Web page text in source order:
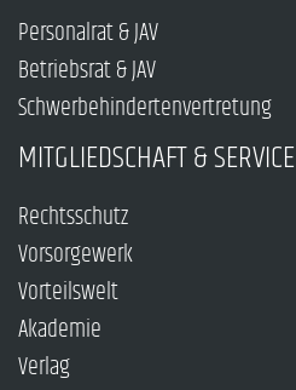
Personalrat & JAV
Betriebsrat & JAV
Schwerbehindertenvertretung
MITGLIEDSCHAFT & SERVICE
Rechtsschutz
Vorsorgewerk
Vorteilswelt
Akademie
Verlag